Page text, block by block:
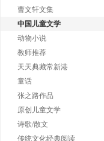
曹文轩文集
中国儿童文学
动物小说
教师推荐
天天典藏常新港
童话
张之路作品
原创儿童文学
诗歌/散文
传统文化经典阅读